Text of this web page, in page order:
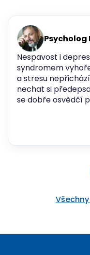
Psycholog
Nespavost i
syndromem
a stresu
nechat si
se dobře osvědčí